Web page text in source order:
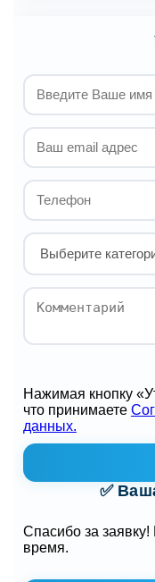
Нажимая кнопку
что принимаете
данных.
✅
Спасибо за заявку!
время.